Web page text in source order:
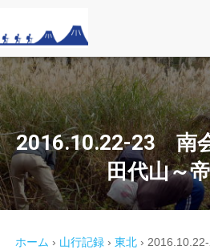
2016.10.22-23 南
田代山～
ホーム › 山行記録 › 東北 ›